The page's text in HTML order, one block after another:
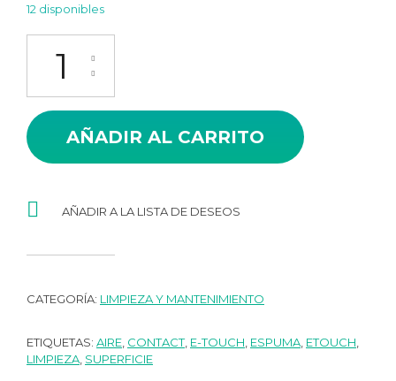
12 disponibles
AÑADIR AL CARRITO
AÑADIR A LA LISTA DE DESEOS
CATEGORÍA: LIMPIEZA Y MANTENIMIENTO
ETIQUETAS: AIRE CONTACT, E-TOUCH ESPUMA ETOUCH
LIMPIEZA SUPERFICIE